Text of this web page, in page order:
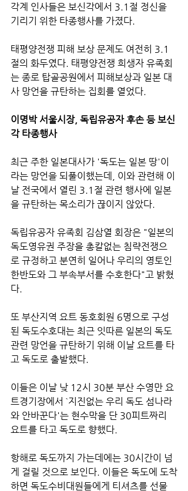
각계 인사들은 보신각에서 3.1절 정신을
기리기 위한 타종행사를 가졌다.
태평양전쟁 피해 보상 문제도 여전히 3.1
절의 화두였다. 태평양전쟁 희생자 유족회
는 종로 탑골공원에서 피해보상과 일본 대
사 망언을 규탄하는 집회를 열었다.
이명박 서울시장, 독립유공자 후손 등 보신
각 타종행사
최근 주한 일본대사가 '독도는 일본 땅'이
라는 망언을 되풀이했는데, 이와 관련해 이
날 전국에서 열린 3.1절 관련 행사에 일본
을 규탄하는 목소리가 끊이지 않았다.
독립유공자 유족회 김삼열 회장은 "일본의
독도영유권 주장을 총칼없는 침략전쟁으
로 규정하고 분연히 일어나 우리의 영토인
한반도와 그 부속부서를 수호한다"고 밝혔
다.
또 부산지역 요트 동호회원 6명으로 구성
된 독도수호대는 최근 잇따른 일본의 독도
관련 망언을 규탄하기 위해 이날 요트를 타
고 독도로 출발했다.
이들은 이날 낮 12시 30분 부산 수영만 요
트경기장에서 `지진없는 우리 독도 섬나라
와 안바꾼다'는 현수막을 단 30피트짜리
요트를 타고 독도로 향했다.
항해로 독도까지 가는데에는 30시간이 넘
게 걸릴 것으로 보인다. 이들은 독도에 도착
하면 독도수비대원들에게 티셔츠를 선물